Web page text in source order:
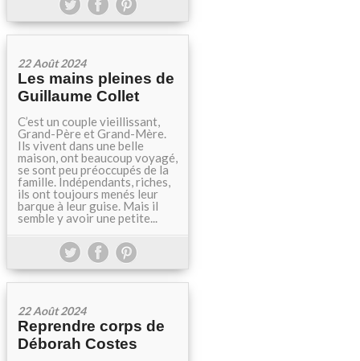
22 Août 2024
Les mains pleines de
Guillaume Collet
C’est un couple vieillissant,
Grand-Père et Grand-Mère.
Ils vivent dans une belle
maison, ont beaucoup voyagé,
se sont peu préoccupés de la
famille. Indépendants, riches,
ils ont toujours menés leur
barque à leur guise. Mais il
semble y avoir une petite...
22 Août 2024
Reprendre corps de
Déborah Costes